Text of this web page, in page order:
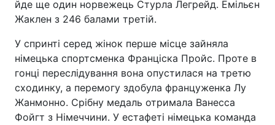
йде ще один норвежець Стурла Легрейд. Емільєн
Жаклен з 246 балами третій.
У спринті серед жінок перше місце зайняла
німецька спортсменка Франціска Пройс. Проте в
гонці переслідування вона опустилася на третю
сходинку, а перемогу здобула француженка Лу
Жанмонно. Срібну медаль отримала Ванесса
Фойгт з Німеччини. У естафеті німецька команда